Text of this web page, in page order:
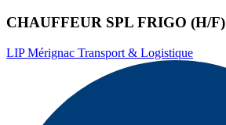
CHAUFFEUR SPL FRIGO (H/F)
LIP Mérignac Transport & Logistique